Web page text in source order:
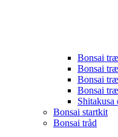
Bonsai
Bonsai
Bonsai
Bonsai
Shitakusa
Bonsai startkit
Bonsai tråd